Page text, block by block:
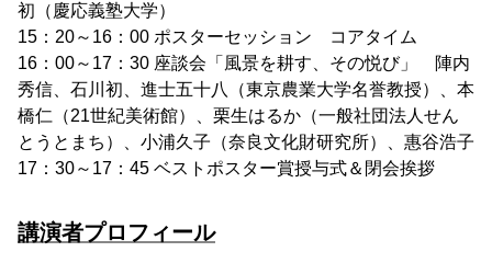
初（慶応義塾大学）
15：20～16：00 ポスターセッション コアタイム
16：00～17：30 座談会「風景を耕す、その悦び」 陣内
秀信、石川初、進士五十八（東京農業大学名誉教授）、本
橋仁（21世紀美術館）、栗生はるか（一般社団法人せん
とうとまち）、小浦久子（奈良文化財研究所）、惠谷浩子
17：30～17：45 ベストポスター賞授与式＆閉会挨拶
講演者プロフィール